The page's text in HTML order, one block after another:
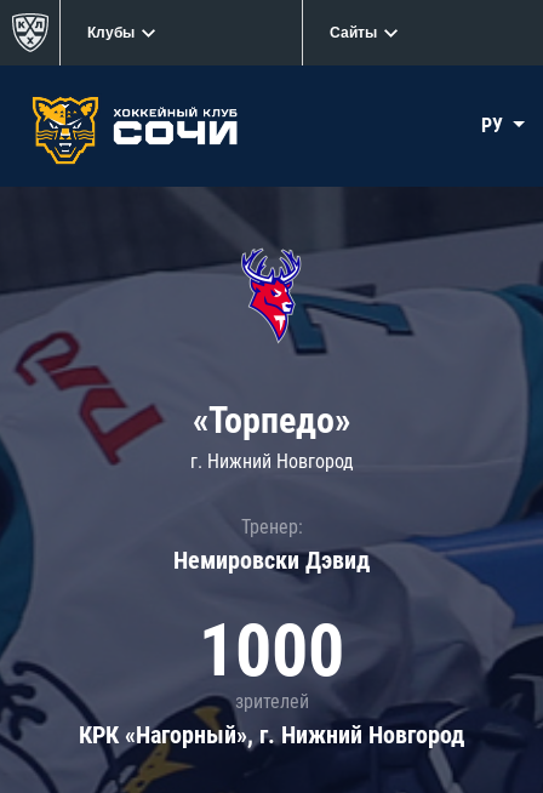
Клубы Сайты
РУ
«Торпедо»
г. Нижний Новгород
Тренер:
Немировски Дэвид
1000
зрителей
КРК «Нагорный», г. Нижний Новгород